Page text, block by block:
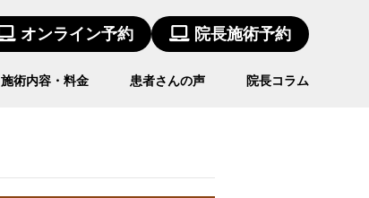
オンライン予約 院長施術予約
施術内容・料金 患者さんの声 院長コラム